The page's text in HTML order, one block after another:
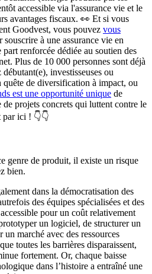
accessible via l'assurance vie et le
avantages fiscaux. 👀 Et si vous
Goodvest, vous pouvez vous
souscrire à une assurance vie en
renforcée dédiée au soutien des
Plus de 10 000 personnes sont déjà
investisseuses ou
quête de diversification à impact, ou
est une opportunité unique de
de projets concrets qui luttent contre le
par ici ! 👇👇
genre de produit, il existe un risque
bien.
dans la démocratisation des
des équipes spécialisées et des
pour un coût relativement
un logiciel, de structurer un
un marché avec des ressources
toutes les barrières disparaissent,
fortement. Or, chaque baisse
dans l’histoire a entraîné une